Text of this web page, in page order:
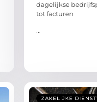
dagelijkse
tot facturen
...
ZAKELIJKE